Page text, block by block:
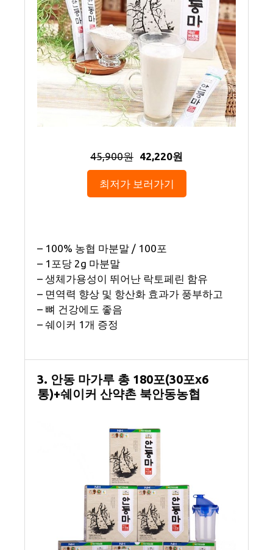
45,900원 42,220원
최저가 보러가기
– 100% 농협 마분말 / 100포
– 1포당 2g 마분말
– 생체가용성이 뛰어난 락토페린 함유
– 면역력 향상 및 항산화 효과가 풍부하고
– 뼈 건강에도 좋음
– 쉐이커 1개 증정
3. 안동 마가루 총 180포(30포x6
통)+쉐이커 산약촌 북안동농협